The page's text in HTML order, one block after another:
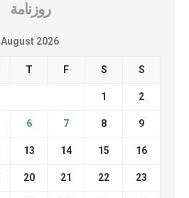
روزنامة
August 2026
T F S S
1 2
6 7 8 9
13 14 15 16
20 21 22 23